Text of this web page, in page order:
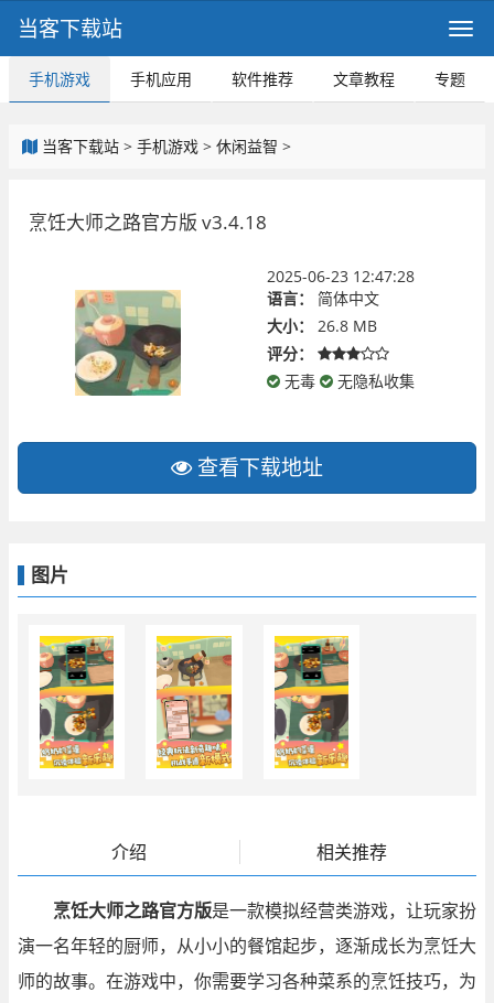
当客下载站
手机游戏 手机应用 软件推荐 文章教程 专题
当客下载站 > 手机游戏 > 休闲益智 >
烹饪大师之路官方版 v3.4.18
2025-06-23 12:47:28
语言：
简体中文
大小：
26.8 MB
评分：
无毒
无隐私收集
查看下载地址
图片
介绍 相关推荐
烹饪大师之路官方版是一款模拟经营类游戏，让玩家扮
演一名年轻的厨师，从小小的餐馆起步，逐渐成长为烹饪大
师的故事。在游戏中，你需要学习各种菜系的烹饪技巧，为